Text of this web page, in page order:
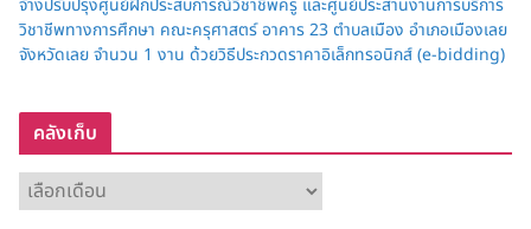
วิชาชีพทางการศึกษา คณะครุศาสตร์ อาคาร 23 ตำบลเมือง อำเภอเมืองเลย
จังหวัดเลย จำนวน 1 งาน ด้วยวิธีประกวดราคาอิเล็กทรอนิกส์ (e-bidding)
คลังเก็บ
ลั